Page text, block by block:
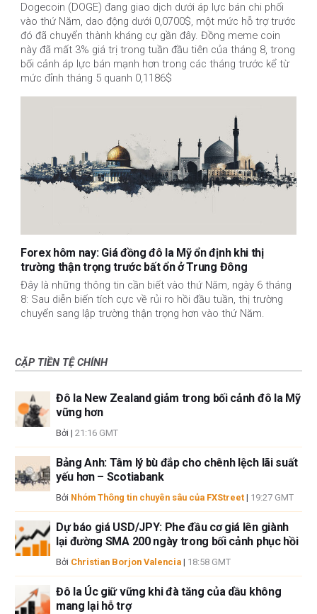
Dogecoin (DOGE) đang giao dịch dưới áp lực bán chi phối
vào thứ Năm, dao động dưới 0,0700$, một mức hỗ trợ trước
đó đã chuyển thành kháng cự gần đây. Đồng meme coin
này đã mất 3% giá trị trong tuần đầu tiên của tháng 8, trong
bối cảnh áp lực bán mạnh hơn trong các tháng trước kể từ
mức đỉnh tháng 5 quanh 0,1186$
Forex hôm nay: Giá đồng đô la Mỹ ổn định khi thị
trường thận trọng trước bất ổn ở Trung Đông
Đây là những thông tin cần biết vào thứ Năm, ngày 6 tháng
8: Sau diễn biến tích cực về rủi ro hồi đầu tuần, thị trường
chuyển sang lập trường thận trọng hơn vào thứ Năm.
CẶP TIỀN TỆ CHÍNH
Đô la New Zealand giảm trong bối cảnh đô la Mỹ
vững hơn
Bởi | 21:16 GMT
Bảng Anh: Tâm lý bù đắp cho chênh lệch lãi suất
yếu hơn – Scotiabank
Bởi Nhóm Thông tin chuyên sâu của FXStreet | 19:27 GMT
Dự báo giá USD/JPY: Phe đầu cơ giá lên giành
lại đường SMA 200 ngày trong bối cảnh phục hồi
Bởi Christian Borjon Valencia | 18:58 GMT
Đô la Úc giữ vững khi đà tăng của dầu không
mang lại hỗ trợ